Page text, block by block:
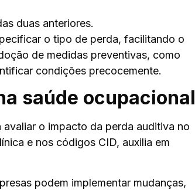
duas anteriores.
o tipo de perda, facilitando o
de medidas preventivas, como
condições precocemente.
saúde ocupacional
o impacto da perda auditiva no
e nos códigos CID, auxilia em
podem implementar mudanças,